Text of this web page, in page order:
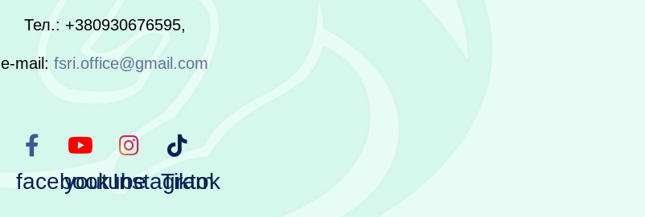
Тел.: +380930676595,
e-mail: fsri.office@gmail.com
facebook
youtubeInstagram
Tiktok